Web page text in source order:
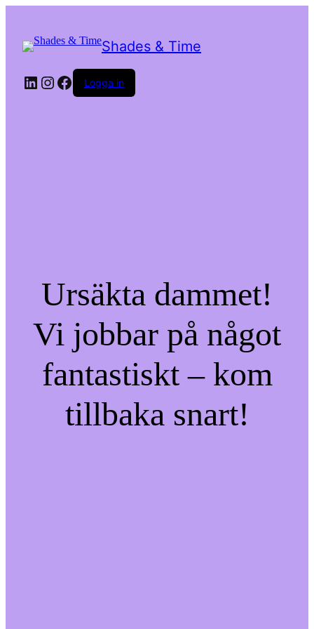
Shades & Time
LinkedIn
Instagram
Facebook
Logga in
Ursäkta dammet!
Vi jobbar på något
fantastiskt – kom
tillbaka snart!